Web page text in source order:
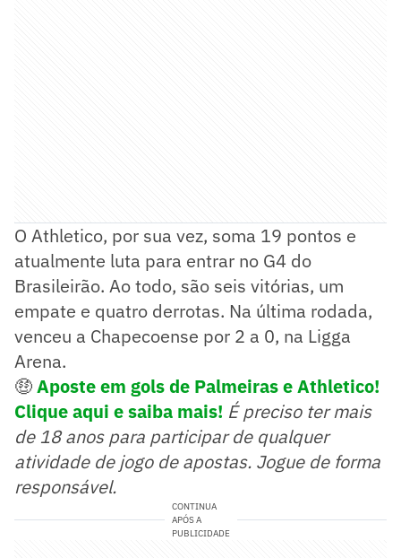
O Athletico, por sua vez, soma 19 pontos e
atualmente luta para entrar no G4 do
Brasileirão. Ao todo, são seis vitórias, um
empate e quatro derrotas. Na última rodada,
venceu a Chapecoense por 2 a 0, na Ligga
Arena.
🤑Aposte em gols de Palmeiras e Athletico!
Clique aqui e saiba mais! É preciso ter mais
de 18 anos para participar de qualquer
atividade de jogo de apostas. Jogue de forma
responsável.
CONTINUA
APÓS A
PUBLICIDADE